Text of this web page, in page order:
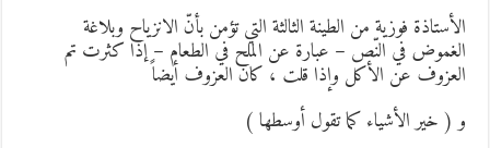
فوزية من الطينة الثالثة التي تؤمن بأنّ الانزياح وبلاغة
في النّص – عبارة عن الملح في الطعام – إذا كثرت تم
عن الأكل وإذا قلت ، كان العزوف أيضاً
( خير الأشياء كما تقول أوسطها )